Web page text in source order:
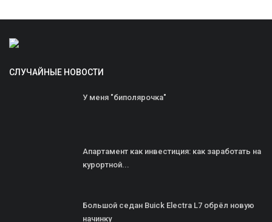
СЛУЧАЙНЫЕ НОВОСТИ
У меня "биполярочка"
Апартамент как инвестиция: как заработать на
курортной...
Большой седан Buick Electra L7 обрёл новую
начинку